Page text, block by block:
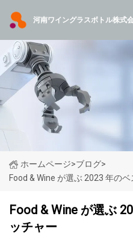
河南ワイングラスボトル株式
ホームページ>ブログ>
Food & Wine が選ぶ 2023 年の
Food & Wine が選ぶ
ッチャー